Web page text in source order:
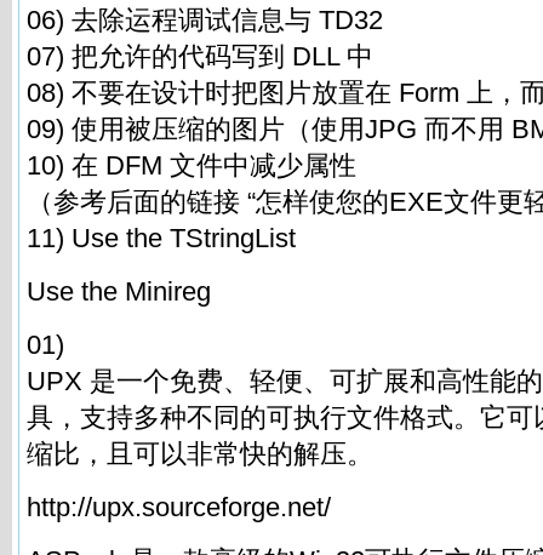
06) 去除运程调试信息与 TD32
07) 把允许的代码写到 DLL 中
08) 不要在设计时把图片放置在 Form 上，
09) 使用被压缩的图片（使用JPG 而不用
10) 在 DFM 文件中减少属性
（参考后面的链接 “怎样使您的EXE文件更
11) Use the TStringList
Use the Minireg
01)
UPX 是一个免费、轻便、可扩展和高性能
具，支持多种不同的可执行文件格式。它
缩比，且可以非常快的解压。
http://upx.sourceforge.net/